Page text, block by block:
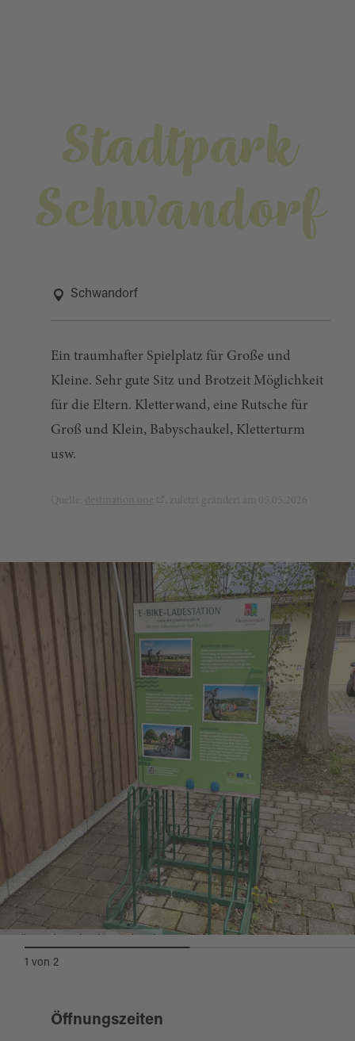
Stadtpark
Schwandorf
Schwandorf
Ein traumhafter Spielplatz für Große und
Kleine. Sehr gute Sitz und Brotzeit Möglichkeit
für die Eltern. Kletterwand, eine Rutsche für
Groß und Klein, Babyschaukel, Kletterturm
usw.
1 von2
Öffnungszeiten